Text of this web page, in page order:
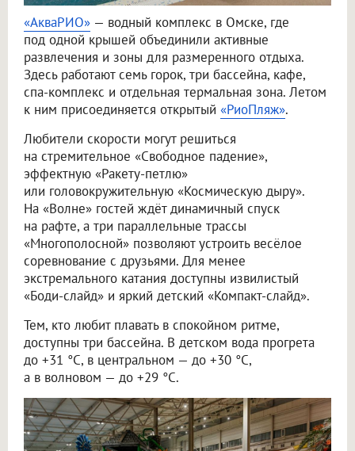
«АкваРИО» — водный комплекс в Омске, где
под одной крышей объединили активные
развлечения и зоны для размеренного отдыха.
Здесь работают семь горок, три бассейна, кафе,
спа-комплекс и отдельная термальная зона. Летом
к ним присоединяется открытый «РиоПляж».
Любители скорости могут решиться
на стремительное «Свободное падение»,
эффектную «Ракету-петлю»
или головокружительную «Космическую дыру».
На «Волне» гостей ждёт динамичный спуск
на рафте, а три параллельные трассы
«Многополосной» позволяют устроить весёлое
соревнование с друзьями. Для менее
экстремального катания доступны извилистый
«Боди-слайд» и яркий детский «Компакт-слайд».
Тем, кто любит плавать в спокойном ритме,
доступны три бассейна. В детском вода прогрета
до +31 °C, в центральном — до +30 °C,
а в волновом — до +29 °C.